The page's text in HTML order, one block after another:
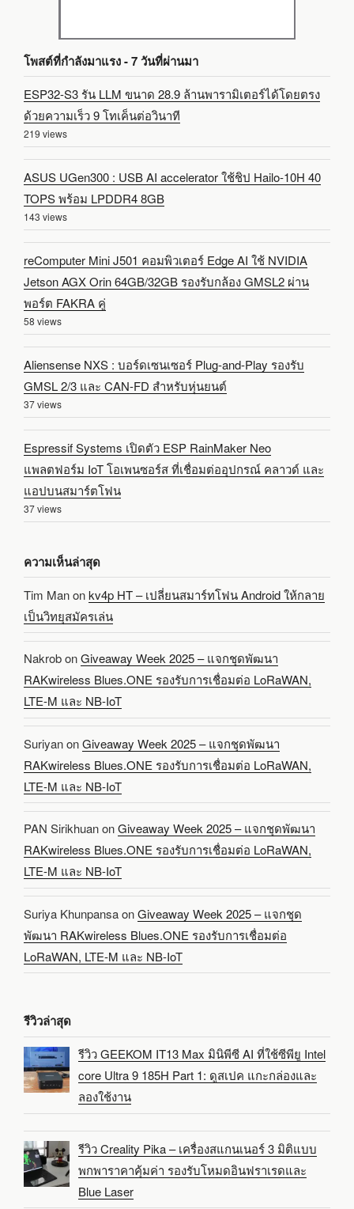
โพสต์ที่กำลังมาแรง - 7 วันที่ผ่านมา
ESP32-S3 รัน LLM ขนาด 28.9 ล้านพารามิเตอร์ได้โดยตรง
ด้วยความเร็ว 9 โทเค็นต่อวินาที
219 views
ASUS UGen300 : USB AI accelerator ใช้ชิป Hailo-10H 40
TOPS พร้อม LPDDR4 8GB
143 views
reComputer Mini J501 คอมพิวเตอร์ Edge AI ใช้ NVIDIA
Jetson AGX Orin 64GB/32GB รองรับกล้อง GMSL2 ผ่าน
พอร์ต FAKRA คู่
58 views
Aliensense NXS : บอร์ดเซนเซอร์ Plug-and-Play รองรับ
GMSL 2/3 และ CAN-FD สำหรับหุ่นยนต์
37 views
Espressif Systems เปิดตัว ESP RainMaker Neo
แพลตฟอร์ม IoT โอเพนซอร์ส ที่เชื่อมต่ออุปกรณ์ คลาวด์ และ
แอปบนสมาร์ตโฟน
37 views
ความเห็นล่าสุด
Tim Manonkv4p HT – เปลี่ยนสมาร์ทโฟน Android ให้กลาย
เป็นวิทยุสมัครเล่น
NakrobonGiveaway Week 2025 – แจกชุดพัฒนา
RAKwireless Blues.ONE รองรับการเชื่อมต่อ LoRaWAN,
LTE-M และ NB-IoT
SuriyanonGiveaway Week 2025 – แจกชุดพัฒนา
RAKwireless Blues.ONE รองรับการเชื่อมต่อ LoRaWAN,
LTE-M และ NB-IoT
PAN SirikhuanonGiveaway Week 2025 – แจกชุดพัฒนา
RAKwireless Blues.ONE รองรับการเชื่อมต่อ LoRaWAN,
LTE-M และ NB-IoT
Suriya KhunpansaonGiveaway Week 2025 – แจกชุด
พัฒนา RAKwireless Blues.ONE รองรับการเชื่อมต่อ
LoRaWAN, LTE-M และ NB-IoT
รีวิวล่าสุด
รีวิว GEEKOM IT13 Max มินิพีซี AI ที่ใช้ซีพียู Intel
core Ultra 9 185H Part 1: ดูสเปค แกะกล่องและ
ลองใช้งาน
รีวิว Creality Pika – เครื่องสแกนเนอร์ 3 มิติแบบ
พกพาราคาคุ้มค่า รองรับโหมดอินฟราเรดและ
Blue Laser